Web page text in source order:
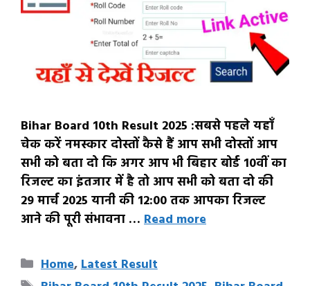
Bihar Board 10th Result 2025 :सबसे पहले यहाँ
चेक करें नमस्कार दोस्तों कैसे हैं आप सभी दोस्तों आप
सभी को बता दो कि अगर आप भी बिहार बोर्ड 10वीं का
रिजल्ट का इंतजार में है तो आप सभी को बता दो की
29 मार्च 2025 यानी की 12:00 तक आपका रिजल्ट
आने की पूरी संभावना … Read more
Categories
Home,Latest Result